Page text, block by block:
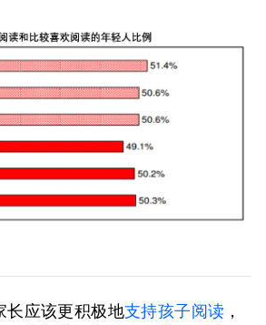
长应该更积极地支持孩子阅读 ，